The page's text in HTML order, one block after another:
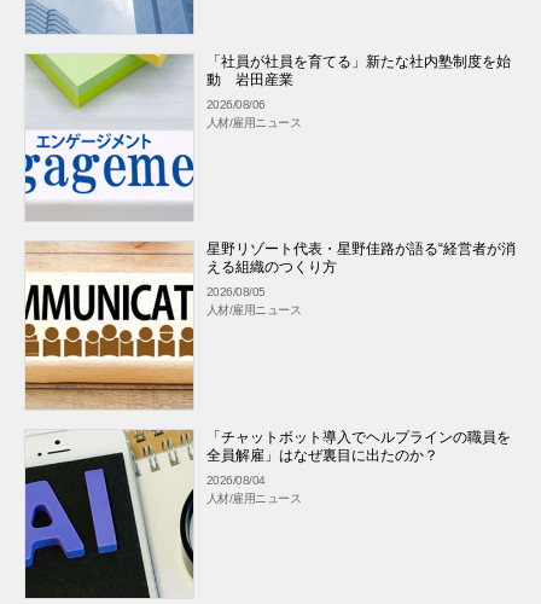
「社員が社員を育てる」新たな社内塾制度を始
動 岩田産業
2026/08/06
人材/雇用ニュース
星野リゾート代表・星野佳路が語る“経営者が消
える組織のつくり方
2026/08/05
人材/雇用ニュース
「チャットボット導入でヘルプラインの職員を
全員解雇」はなぜ裏目に出たのか？
2026/08/04
人材/雇用ニュース